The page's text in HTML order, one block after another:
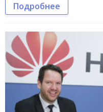
Подробнее